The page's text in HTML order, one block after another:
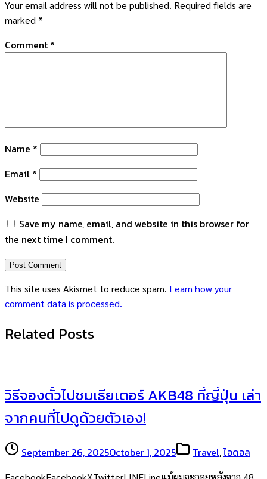
Your email address will not be published. Required fields are
marked *
Comment *
Name *
Email *
Website
Save my name, email, and website in this browser for
the next time I comment.
This site uses Akismet to reduce spam. Learn how your
comment data is processed.
Related Posts
วิธีจองตั๋วไปชมเธียเตอร์ AKB48 ที่ญี่ปุ่น เล่า
จากคนที่ไปดูด้วยตัวเอง!
September 26, 2025October 1, 2025 Travel,ไอดอล